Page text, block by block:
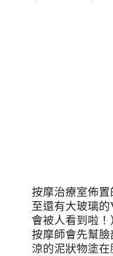
按摩治療室佈
至還有大玻璃的
會被人看到啦！
按摩師會先幫
涼的泥狀物塗